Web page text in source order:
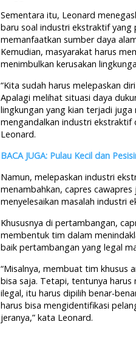
Sementara itu, Leonard
baru soal industri ekstraktif
memanfaatkan sumber daya
Kemudian, masyarakat harus
menimbulkan kerusakan
“Kita sudah harus melepaskan
Apalagi melihat situasi daya
lingkungan yang kian terjadi
mengandalkan industri ekstraktif
Leonard.
BACA JUGA: Pulau Kecil dan
Namun, melepaskan industri
menambahkan, capres
menyelesaikan masalah industri
Khususnya di pertambangan,
membentuk tim dalam
baik pertambangan yang legal
“Misalnya, membuat tim khusus
bisa saja. Tetapi, tentunya
ilegal, itu harus dipilih benar-
harus bisa mengidentifikasi
jeranya,” kata Leonard.